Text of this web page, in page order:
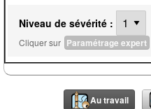
Niveau de sévérité :
Cliquer sur Paramétrage expert
Au travail